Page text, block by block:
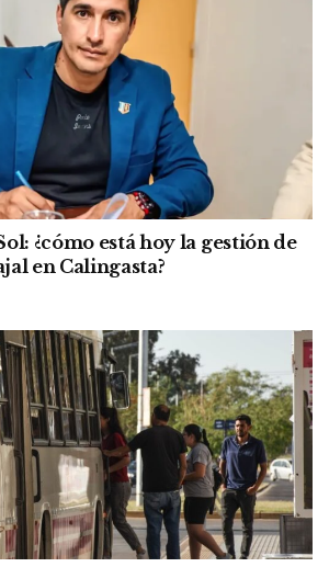
¿cómo está hoy la gestión de
en Calingasta?